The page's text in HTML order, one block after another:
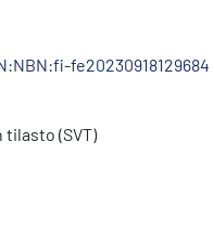
fe20230918129684
(SVT)